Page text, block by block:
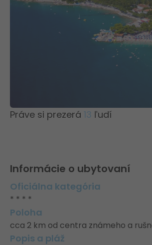
Práve si prezerá 13 ľudí
Informácie o ubytovaní
Oficiálna kategória
* * * *
Poloha
cca 2 km od centra známeho a
Popis a pláž